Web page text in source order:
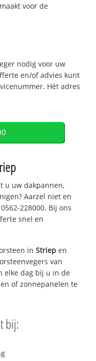
voor de
nodig voor uw
en/of advies kunt
Hét adres
u uw dakpannen,
Aarzel niet en
228000. Bij ons
snel en
inStriep en
van
elke dag bij u in de
of zonnepanelen te
bij: